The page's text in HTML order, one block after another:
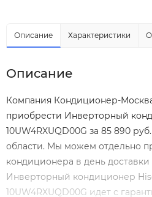
Описание Характеристики
Описание
Компания Кондиционер-
приобрести Инверторный
10UW4RXUQD00G за 85 890
области. Мы можем отдельно
кондиционера в день
Инверторный кондиционер
10UW4RXUQD00G идет с